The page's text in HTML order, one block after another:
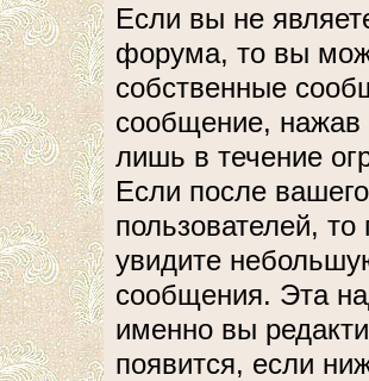
Если вы не
форума, то вы
собственные
сообщение, нажав
лишь в течение
Если после
пользователей,
увидите
сообщения. Эта
именно вы
появится, если